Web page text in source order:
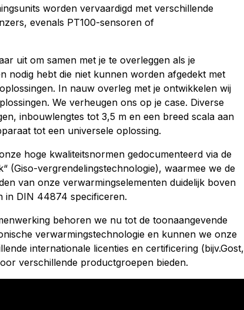
worden vervaardigd met verschillende
evenals PT100-sensoren of
uit om samen met je te overleggen ​​als je
nodig hebt die niet kunnen worden afgedekt met
In nauw overleg met je ontwikkelen wij
We verheugen ons op je case. Diverse
inbouwlengtes tot 3,5 m en een breed scala aan
tot een universele oplossing.
hoge kwaliteitsnormen gedocumenteerd via de
(Giso-vergrendelingstechnologie), waarmee we de
van onze verwarmingselementen duidelijk boven
in DIN 44874 specificeren.
behoren we nu tot de toonaangevende
verwarmingstechnologie en kunnen we onze
internationale licenties en certificering (bijv.Gost,
verschillende productgroepen bieden.